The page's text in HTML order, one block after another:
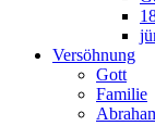
Versöhnung
Gott
Familie